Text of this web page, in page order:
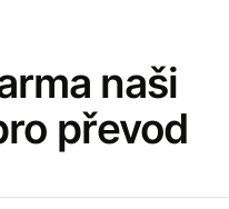
naši
převod